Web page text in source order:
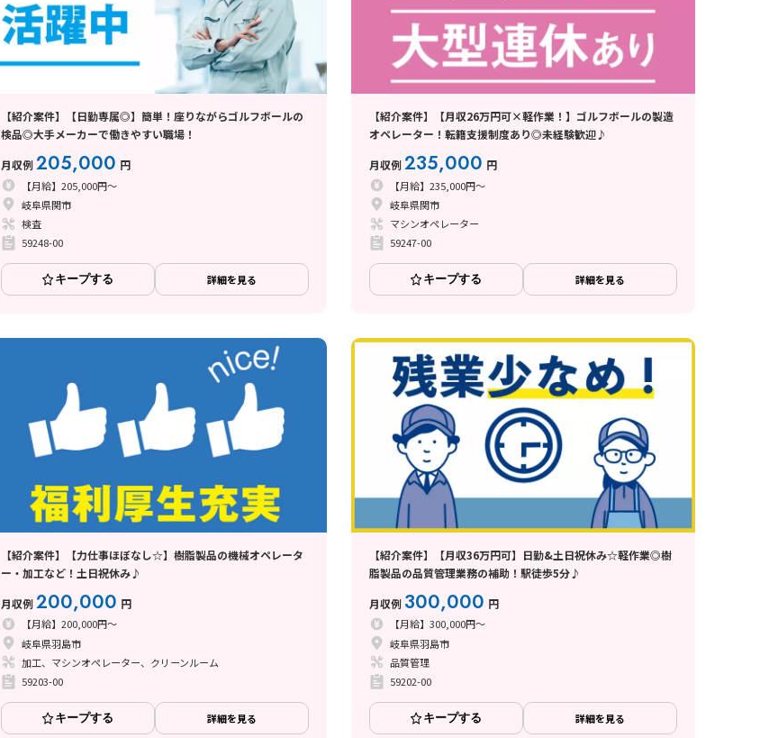
【紹介案件】【日勤専属◎】簡単！座りながらゴルフボールの
検品◎大手メーカーで働きやすい職場！
月収例205,000 円
【月給】205,000円～
岐阜県関市
検査
59248-00
キープする 詳細を見る
【紹介案件】【月収26万円可×軽作業！】ゴルフボールの製造
オペレーター！転籍支援制度あり◎未経験歓迎♪
月収例235,000 円
【月給】235,000円～
岐阜県関市
マシンオペレーター
59247-00
キープする 詳細を見る
【紹介案件】【力仕事ほぼなし☆】樹脂製品の機械オペレータ
ー・加工など！土日祝休み♪
月収例200,000 円
【月給】200,000円～
岐阜県羽島市
加工、マシンオペレーター、クリーンルーム
59203-00
キープする 詳細を見る
【紹介案件】【月収36万円可】日勤&土日祝休み☆軽作業◎樹
脂製品の品質管理業務の補助！駅徒歩5分♪
月収例 300,000 円
【月給】300,000円～
岐阜県羽島市
品質管理
59202-00
キープする 詳細を見る